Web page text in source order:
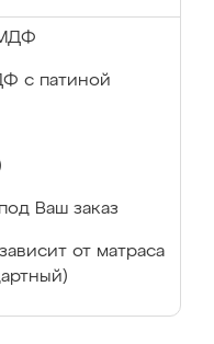
с патиной
Ваш заказ
зависит от матраса